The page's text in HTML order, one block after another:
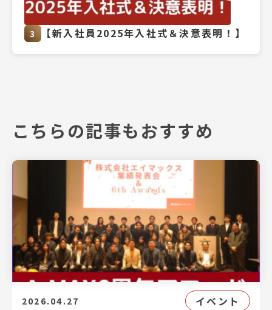
3 【新入社員2025年入社式＆決意表明！】
こちらの記事もおすすめ
2026.04.27 イベント